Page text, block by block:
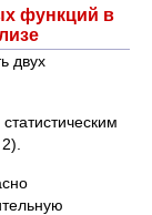
функций в
двух